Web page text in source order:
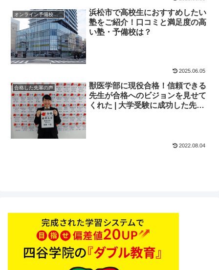
オンライン予備校・塾の活用法
浜松市で高校生におすすめしたい
塾をご紹介！口コミと満足度の高
い塾・予備校は？
2025.06.05
合格した先輩の声
獣医学部に現役合格！信頼できる
先生が合格へのビジョンを見せて
くれた | 大学受験に成功した先輩
2022.08.04